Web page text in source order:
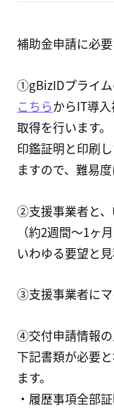
補助金申請に必
①gBizIDプライム
こちらからIT導
取得を行います。
印鑑証明と印刷
ますので、難易
②支援事業者と、
（約2週間〜1ヶ月
いわゆる要望と
③支援事業者にマ
④交付申請情報の
下記書類が必要
ます。
・履歴事項全部